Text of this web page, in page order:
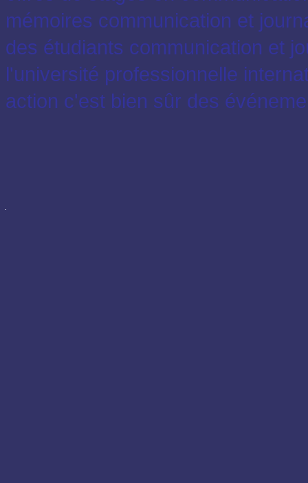
mémoires communication et
des étudiants communication et
l'université professionnelle
action c'est bien sûr des